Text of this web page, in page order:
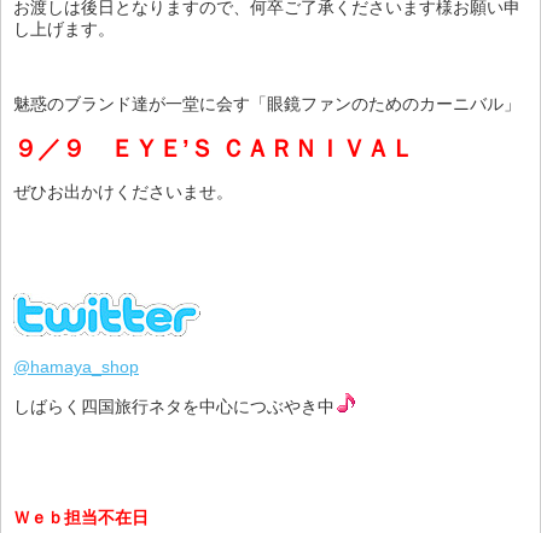
お渡しは後日となりますので、何卒ご了承くださいます様お願い申
し上げます。
魅惑のブランド達が一堂に会す「眼鏡ファンのためのカーニバル」
９／９ ＥＹＥ’Ｓ ＣＡＲＮＩＶＡＬ
ぜひお出かけくださいませ。
@hamaya_shop
しばらく四国旅行ネタを中心につぶやき中
Ｗｅｂ担当不在日